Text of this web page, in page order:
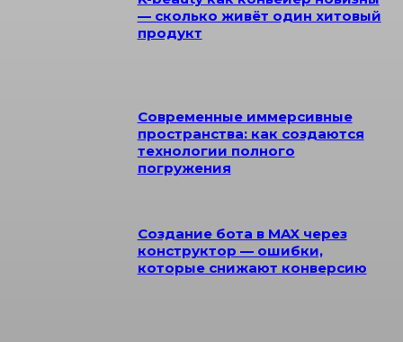
— сколько живёт один хитовый
продукт
Современные иммерсивные
пространства: как создаются
технологии полного
погружения
Создание бота в MAX через
конструктор — ошибки,
которые снижают конверсию